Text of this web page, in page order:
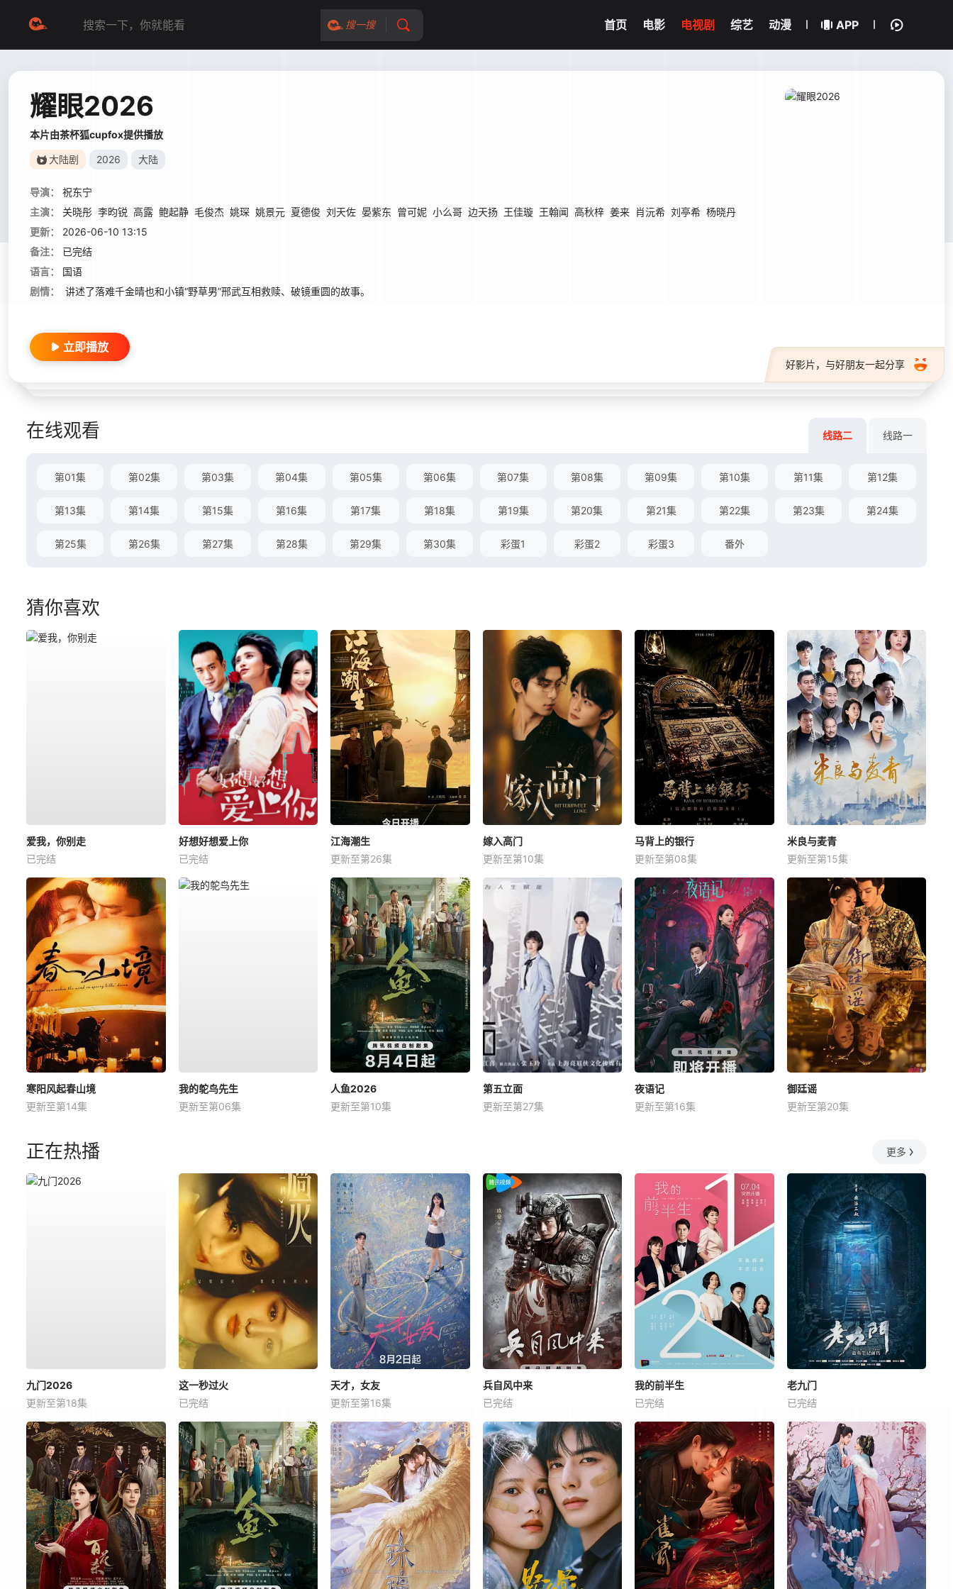
搜一搜 首页 电影 电视剧 综艺 动漫 APP
耀眼2026
本片由茶杯狐cupfox提供播放
大陆剧 2026 大陆
导演：
祝东宁
主演：
关晓彤 李昀锐 高露 鲍起静 毛俊杰 姚琛 姚景元 夏德俊 刘天佐 晏紫东 曾可妮 小么哥 边天扬 王佳璇 王翰闻 高秋梓 姜来 肖沅希 刘亭希 杨晓丹
更新：
2026-06-10 13:15
备注：
已完结
语言：
国语
剧情：
讲述了落难千金晴也和小镇“野草男”邢武互相救赎、破镜重圆的故事。
好影片，与好朋友一起分享
立即播放
在线观看 线路二 线路一
第01集 第02集 第03集 第04集 第05集 第06集 第07集 第08集 第09集 第10集 第11集 第12集
第13集 第14集 第15集 第16集 第17集 第18集 第19集 第20集 第21集 第22集 第23集 第24集
第25集 第26集 第27集 第28集 第29集 第30集 彩蛋1 彩蛋2 彩蛋3 番外
猜你喜欢
爱我，你别走
已完结
好想好想爱上你
已完结
江海潮生
更新至第26集
嫁入高门
更新至第10集
马背上的银行
更新至第08集
米良与麦青
更新至第15集
寒阳风起春山境
更新至第14集
我的鸵鸟先生
更新至第06集
人鱼2026
更新至第10集
第五立面
更新至第27集
夜语记
更新至第16集
御廷谣
更新至第20集
正在热播 更多
九门2026
更新至第18集
这一秒过火
已完结
天才，女友
更新至第16集
兵自风中来
已完结
我的前半生
已完结
老九门
已完结